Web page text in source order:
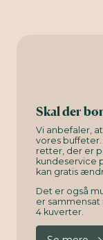
Skal der
Vi anbefaler,
vores buffeter.
retter, der er
kundeservice
kan gratis
Det er også
er sammensat
4 kuverter.